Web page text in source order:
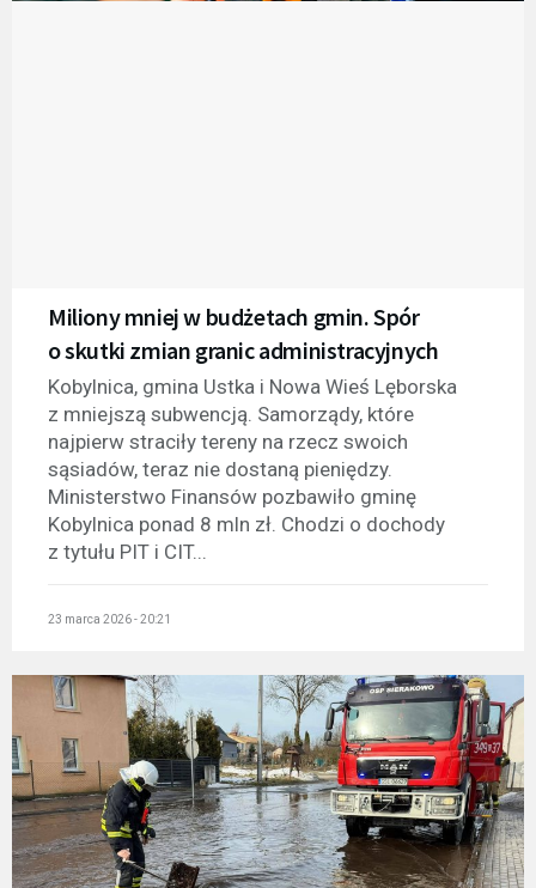
Miliony mniej w budżetach gmin. Spór
o skutki zmian granic administracyjnych
Kobylnica, gmina Ustka i Nowa Wieś Lęborska
z mniejszą subwencją. Samorządy, które
najpierw straciły tereny na rzecz swoich
sąsiadów, teraz nie dostaną pieniędzy.
Ministerstwo Finansów pozbawiło gminę
Kobylnica ponad 8 mln zł. Chodzi o dochody
z tytułu PIT i CIT...
23 marca 2026 - 20:21